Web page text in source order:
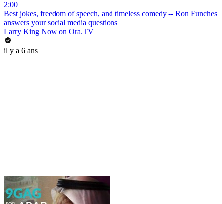
2:00
Best jokes, freedom of speech, and timeless comedy -- Ron Funches
answers your social media questions
Larry King Now on Ora.TV
il y a 6 ans